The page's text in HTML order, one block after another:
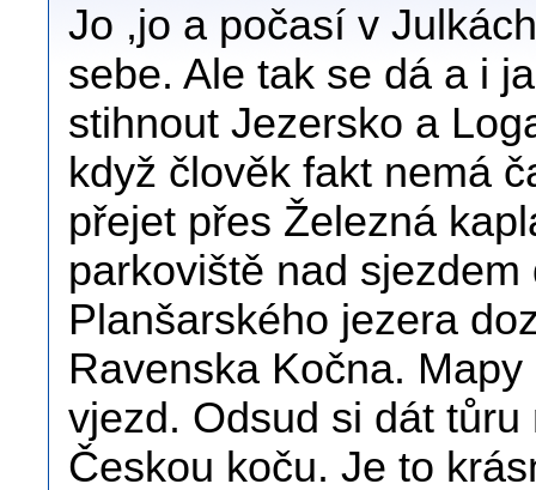
Jo ,jo a počasí v
sebe. Ale tak se dá a i
stihnout Jezersko a
když člověk fakt nemá
přejet přes Železná
parkoviště nad
Planšarského jezera
Ravenska Kočna.
vjezd. Odsud si dát
Českou koču. Je to